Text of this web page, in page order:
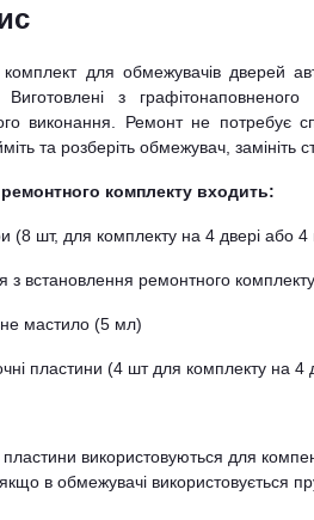
для обмежувачів дверей
Виготовлені з
виконання. Ремонт не потребує
та розберіть обмежувач, замініть
комплекту входить:
(8 шт, для комплекту на 4 двері або 4
з встановлення ремонтного комплекту
мастило (5 мл)
пластини (4 шт для комплекту на 4
пластини використовуються для
в обмежувачі використовується